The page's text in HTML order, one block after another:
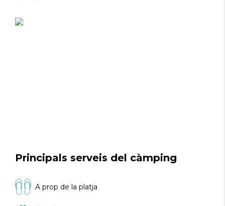
Principals serveis del càmping
A prop de la platja